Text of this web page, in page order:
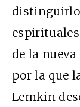
de la
por la que
Lemkin